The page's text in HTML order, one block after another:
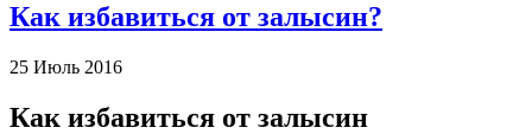
Как избавиться от залысин?
25 Июль 2016
Как избавиться от залысин